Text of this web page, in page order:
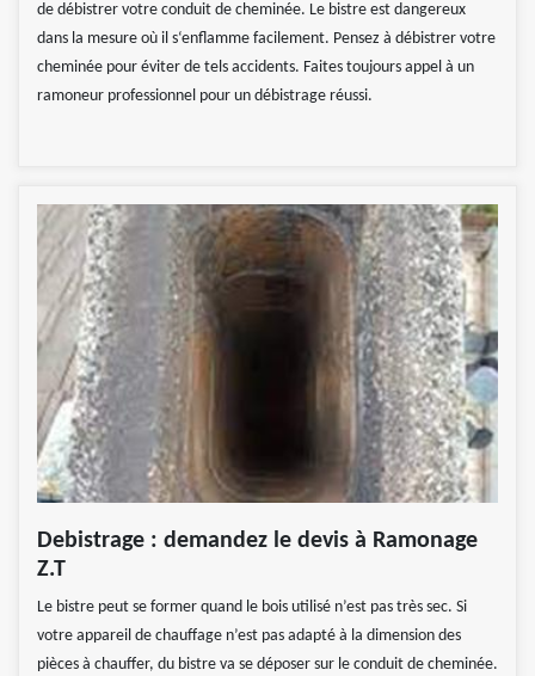
de débistrer votre conduit de cheminée. Le bistre est dangereux
dans la mesure où il s‘enflamme facilement. Pensez à débistrer votre
cheminée pour éviter de tels accidents. Faites toujours appel à un
ramoneur professionnel pour un débistrage réussi.
Debistrage : demandez le devis à Ramonage
Z.T
Le bistre peut se former quand le bois utilisé n’est pas très sec. Si
votre appareil de chauffage n’est pas adapté à la dimension des
pièces à chauffer, du bistre va se déposer sur le conduit de cheminée.